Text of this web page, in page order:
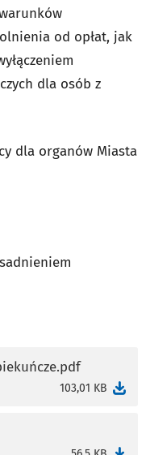
od opłat, jak
dla osób z
dla organów Miasta
103,01 KB